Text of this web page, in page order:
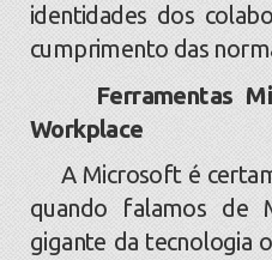
identidades dos
cumprimento das
Ferramentas
Workplace
A Microsoft é
quando falamos de
gigante da tecnologia